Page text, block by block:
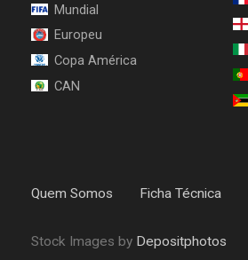
Mundial
Europeu
Copa América
CAN
Quem Somos Ficha Técnica
Stock Images by Depositphotos